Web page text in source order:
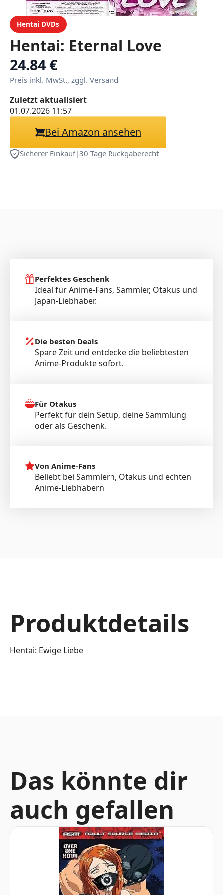
Hentai DVDs
Hentai: Eternal Love
24.84 €
Preis inkl. MwSt., zggl. Versand
Zuletzt aktualisiert
01.07.2026 11:57
Bei Amazon ansehen
Sicherer Einkauf|30 Tage Rückgaberecht
Perfektes Geschenk
Ideal für Anime-Fans, Sammler, Otakus und
Japan-Liebhaber.
Die besten Deals
Spare Zeit und entdecke die beliebtesten
Anime-Produkte sofort.
Für Otakus
Perfekt für dein Setup, deine Sammlung
oder als Geschenk.
Von Anime-Fans
Beliebt bei Sammlern, Otakus und echten
Anime-Liebhabern
Produktdetails
Hentai: Ewige Liebe
Das könnte dir
auch gefallen